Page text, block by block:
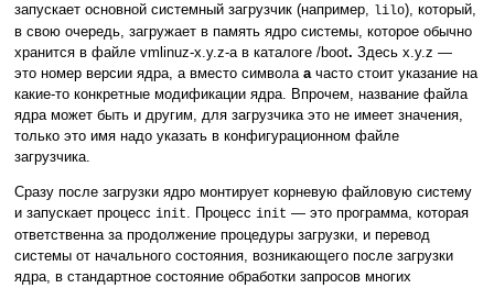
запускает основной системный загрузчик (например, lilo), который,
в свою очередь, загружает в память ядро системы, которое обычно
хранится в файле vmlinuz-x.y.z-a в каталоге /boot. Здесь x.y.z —
это номер версии ядра, а вместо символа aчасто стоит указание на
какие-то конкретные модификации ядра. Впрочем, название файла
ядра может быть и другим, для загрузчика это не имеет значения,
только это имя надо указать в конфигурационном файле
загрузчика.
Сразу после загрузки ядро монтирует корневую файловую систему
и запускает процесс init. Процесс init — это программа, которая
ответственна за продолжение процедуры загрузки, и перевод
системы от начального состояния, возникающего после загрузки
ядра, в стандартное состояние обработки запросов многих